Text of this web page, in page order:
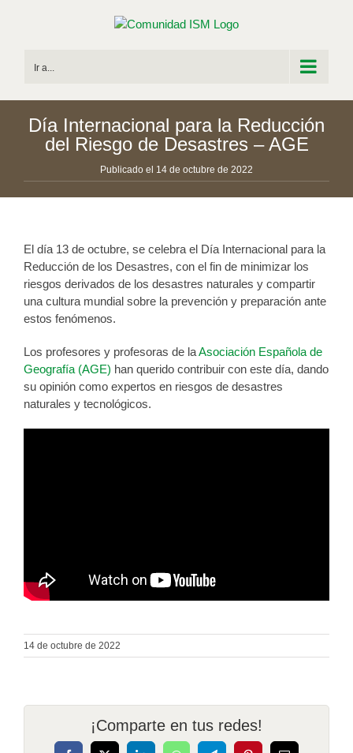
Ir a...
Día Internacional para la Reducción
del Riesgo de Desastres – AGE
Publicado el 14 de octubre de 2022
El día 13 de octubre, se celebra el Día Internacional para la
Reducción de los Desastres, con el fin de minimizar los
riesgos derivados de los desastres naturales y compartir
una cultura mundial sobre la prevención y preparación ante
estos fenómenos.
Los profesores y profesoras de laAsociación Española de
Geografía (AGE) han querido contribuir con este día, dando
su opinión como expertos en riesgos de desastres
naturales y tecnológicos.
14 de octubre de 2022
¡Comparte en tus redes!